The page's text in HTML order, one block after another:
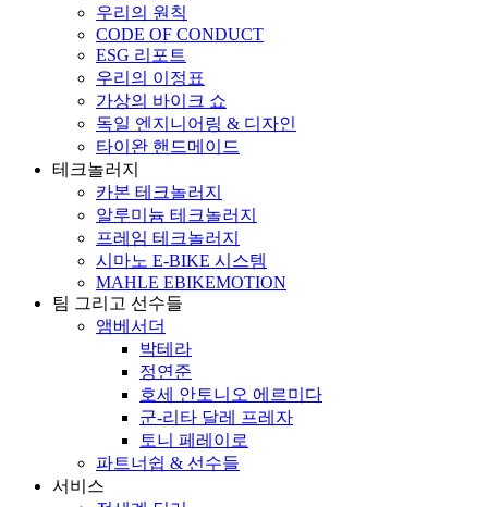
우리의 원칙
CODE OF CONDUCT
ESG 리포트
우리의 이정표
가상의 바이크 쇼
독일 엔지니어링 & 디자인
타이완 핸드메이드
테크놀러지
카본 테크놀러지
알루미늄 테크놀러지
프레임 테크놀러지
시마노 E-BIKE 시스템
MAHLE EBIKEMOTION
팀 그리고 선수들
앰베서더
박테라
정연준
호세 안토니오 에르미다
군-리타 달레 프레자
토니 페레이로
파트너쉽 & 선수들
서비스